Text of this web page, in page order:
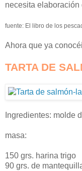
necesita elaboración
fuente: El libro de los
Ahora que ya
TARTA DE
Ingredientes: molde
masa:
150 grs. harina trigo
90 grs. de